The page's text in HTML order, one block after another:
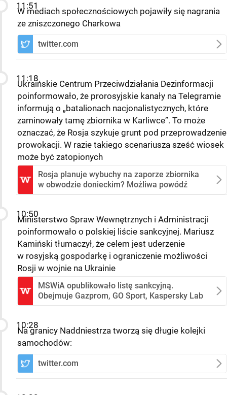
11:51
W mediach społecznościowych pojawiły się nagrania
ze zniszczonego Charkowa
twitter.com
11:18
Ukraińskie Centrum Przeciwdziałania Dezinformacji
poinformowało, że prorosyjskie kanały na Telegramie
informują o „batalionach nacjonalistycznych, które
zaminowały tamę zbiornika w Karliwce”. To może
oznaczać, że Rosja szykuje grunt pod przeprowadzenie
prowokacji. W razie takiego scenariusza sześć wiosek
może być zatopionych
Rosja planuje wybuchy na zaporze zbiornika
w obwodzie donieckim? Możliwa powódź
10:50
Ministerstwo Spraw Wewnętrznych i Administracji
poinformowało o polskiej liście sankcyjnej. Mariusz
Kamiński tłumaczył, że celem jest uderzenie
w rosyjską gospodarkę i ograniczenie możliwości
Rosji w wojnie na Ukrainie
MSWiA opublikowało listę sankcyjną.
Obejmuje Gazprom, GO Sport, Kaspersky Lab
10:28
Na granicy Naddniestrza tworzą się długie kolejki
samochodów:
twitter.com